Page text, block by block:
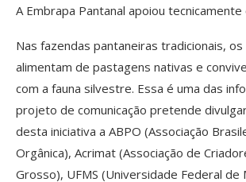
A Embrapa Pantanal apoiou
Nas fazendas pantaneiras tradicionais,
alimentam de pastagens nativas e
com a fauna silvestre. Essa é uma das
projeto de comunicação pretende
desta iniciativa a ABPO (Associação
Orgânica), Acrimat (Associação de
Grosso), UFMS (Universidade Federal de